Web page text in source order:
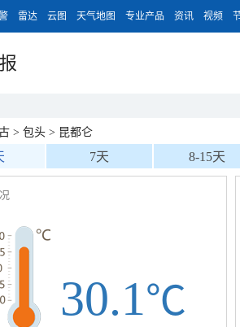
雷达 云图 天气地图 专业产品 资讯 视频
> 包头 > 昆都仑
7天 8-15天
30.1℃